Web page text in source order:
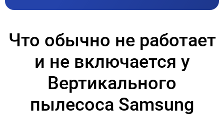
Что обычно не работает
и не включается у
Вертикального
пылесоса Samsung